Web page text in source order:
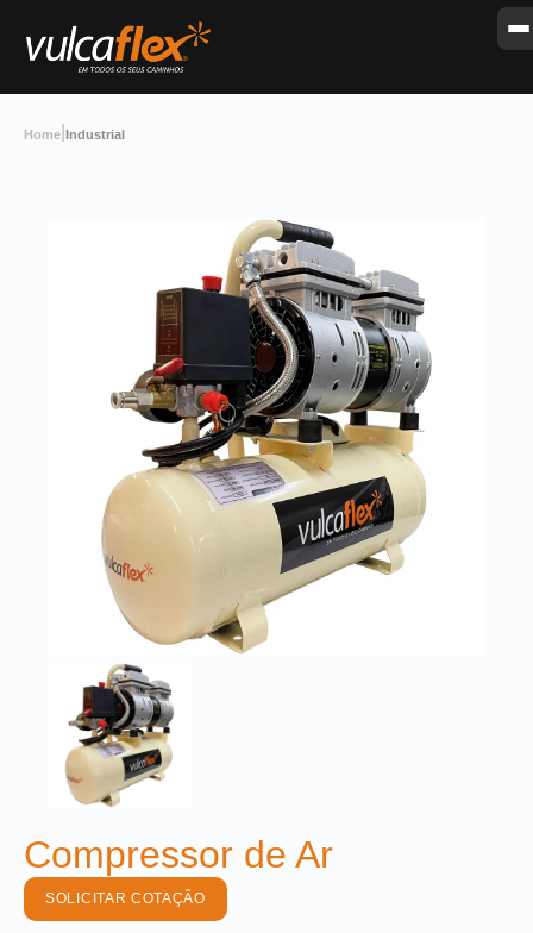
Home Industrial
Compressor de Ar
SOLICITAR COTAÇÃO